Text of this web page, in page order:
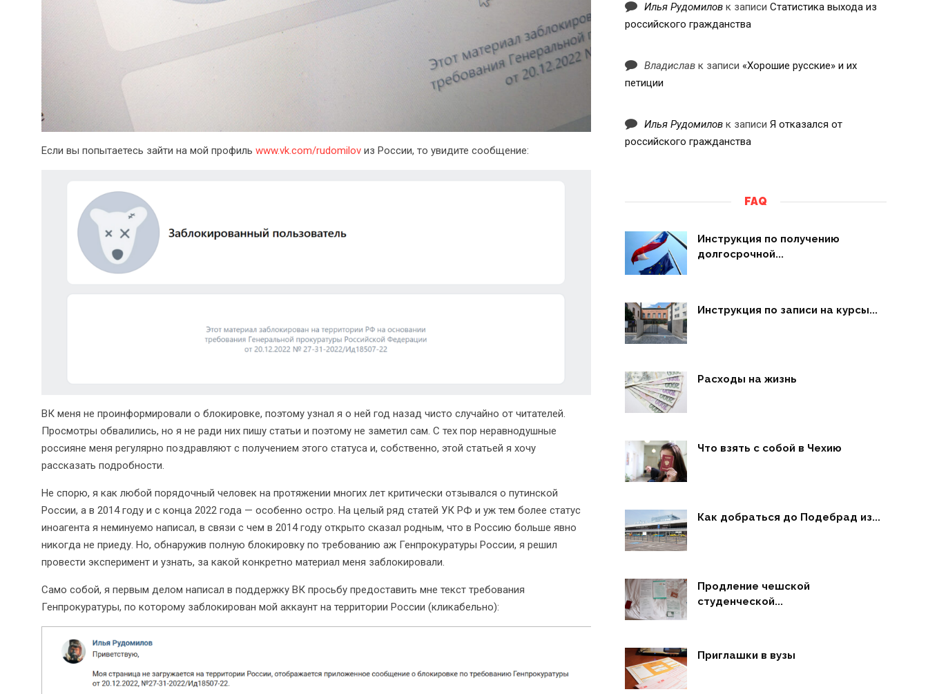
Если вы попытаетесь зайти на мой профиль www.vk.com/rudomilov из России, то увидите сообщение:
ВК меня не проинформировали о блокировке, поэтому узнал я о ней год назад чисто случайно от читателей.
Просмотры обвалились, но я не ради них пишу статьи и поэтому не заметил сам. С тех пор неравнодушные
россияне меня регулярно поздравляют с получением этого статуса и, собственно, этой статьей я хочу
рассказать подробности.
Не спорю, я как любой порядочный человек на протяжении многих лет критически отзывался о путинской
России, а в 2014 году и с конца 2022 года — особенно остро. На целый ряд статей УК РФ и уж тем более статус
иноагента я неминуемо написал, в связи с чем в 2014 году открыто сказал родным, что в Россию больше явно
никогда не приеду. Но, обнаружив полную блокировку по требованию аж Генпрокуратуры России, я решил
провести эксперимент и узнать, за какой конкретно материал меня заблокировали.
Само собой, я первым делом написал в поддержку ВК просьбу предоставить мне текст требования
Генпрокуратуры, по которому заблокирован мой аккаунт на территории России (кликабельно):
Илья Рудомиловк записи Статистика выхода из
российского гражданства
Владиславк записи «Хорошие русские» и их
петиции
Илья Рудомиловк записи Я отказался от
российского гражданства
FAQ
Инструкция по получению
долгосрочной...
Инструкция по записи на курсы...
Расходы на жизнь
Что взять с собой в Чехию
Как добраться до Подебрад из...
Продление чешской
студенческой...
Приглашки в вузы